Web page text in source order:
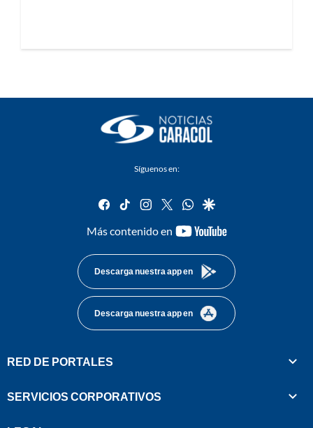
Síguenos en:
facebook
tiktok instagram
twitterwhatsapp
google
Más contenido en
youtube-
Descarga nuestra app en
Descarga nuestra app en
RED DE PORTALES
SERVICIOS CORPORATIVOS